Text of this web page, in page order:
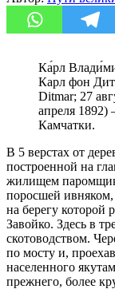
Ка́рл
Карл фон
Ditmar; 27
апреля 1892)
Камчатки.
В 5 верстах от
построенной на
жилищем
поросшей ивняком,
на берегу которой
Завойко. Здесь в
скотоводством.
по мосту и,
населенного
прежнего, более